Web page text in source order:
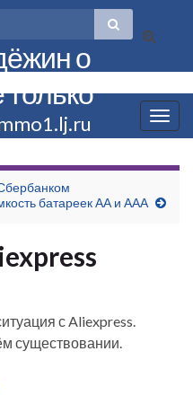
Вкл/
формы
поиска
Вкл/
выкл
о
только
батареек АА и ААА
с Aliexpress.
существовании.